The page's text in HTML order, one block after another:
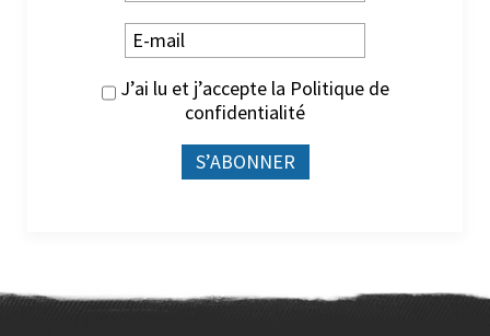
J’ai lu et j’accepte la Politique de
confidentialité